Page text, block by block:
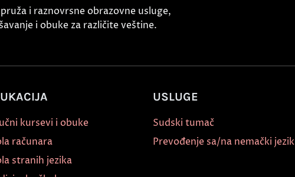
i raznovrsne obrazovne usluge,
i obuke za različite veštine.
kursevi i obuke
računara
stranih jezika
USLUGE
Sudski tumač
Prevođenje sa/na nemački jezik